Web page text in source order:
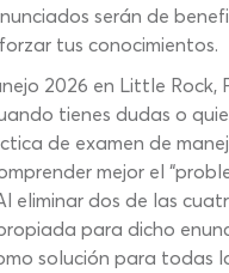
serán de
tus conocimientos.
2026 en Little Rock,
tienes dudas o
de examen de
mejor el
dos de las
para dicho
solución para todas